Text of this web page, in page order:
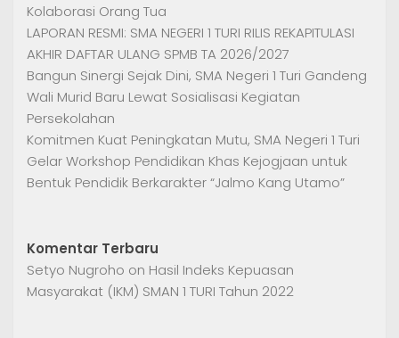
Kolaborasi Orang Tua
LAPORAN RESMI: SMA NEGERI 1 TURI RILIS REKAPITULASI
AKHIR DAFTAR ULANG SPMB TA 2026/2027
Bangun Sinergi Sejak Dini, SMA Negeri 1 Turi Gandeng
Wali Murid Baru Lewat Sosialisasi Kegiatan
Persekolahan
Komitmen Kuat Peningkatan Mutu, SMA Negeri 1 Turi
Gelar Workshop Pendidikan Khas Kejogjaan untuk
Bentuk Pendidik Berkarakter “Jalmo Kang Utamo”
Komentar Terbaru
Setyo Nugroho on Hasil Indeks Kepuasan
Masyarakat (IKM) SMAN 1 TURI Tahun 2022